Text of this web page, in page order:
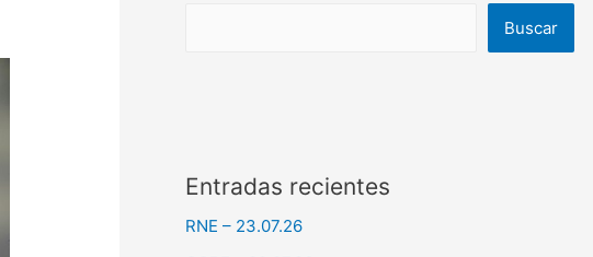
Buscar
Entradas recientes
RNE – 23.07.26